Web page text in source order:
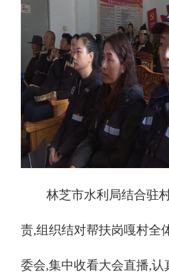
林芝市水利局结合驻
责,组织结对帮扶岗嘎村全
委会,集中收看大会直播,认